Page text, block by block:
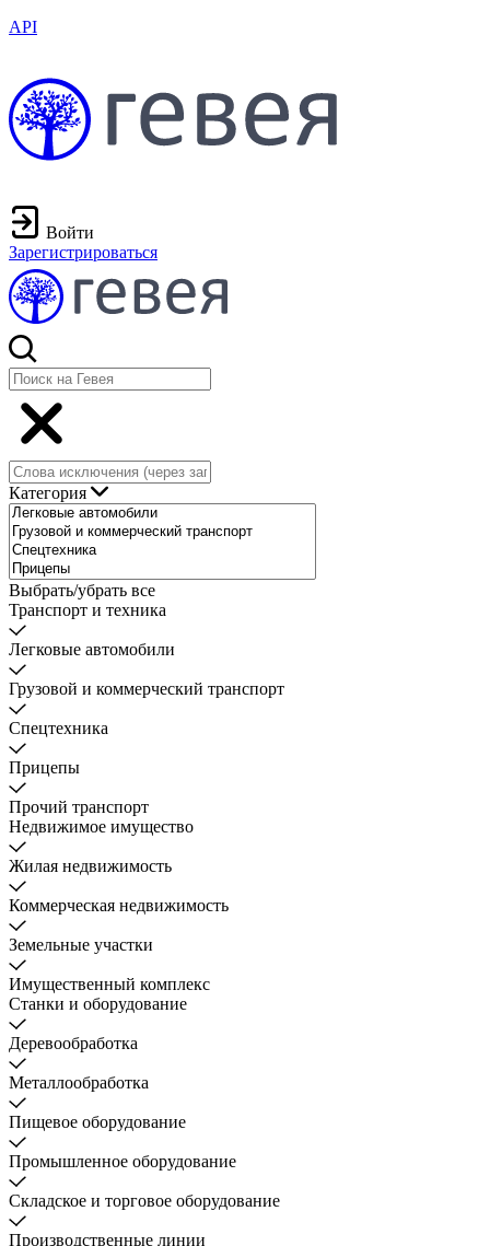
API
Войти
Зарегистрироваться
Категория
Выбрать/убрать все
Транспорт и техника
Легковые автомобили
Грузовой и коммерческий транспорт
Спецтехника
Прицепы
Прочий транспорт
Недвижимое имущество
Жилая недвижимость
Коммерческая недвижимость
Земельные участки
Имущественный комплекс
Станки и оборудование
Деревообработка
Металлообработка
Пищевое оборудование
Промышленное оборудование
Складское и торговое оборудование
Производственные линии